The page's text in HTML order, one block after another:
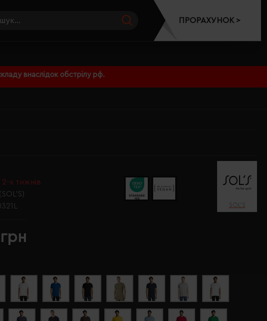
внаслідок обстрілу рф.
ПРОРАХУНОК >
2-х тижнів
SOL’S